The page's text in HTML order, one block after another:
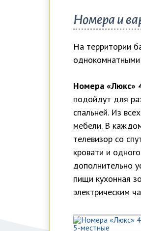
Номера и
На территории
однокомнатными
Номера «Люкс»
подойдут для
спальней. Из
мебели. В
телевизор со
кровати и
дополнительно
пищи кухонная
электрическим